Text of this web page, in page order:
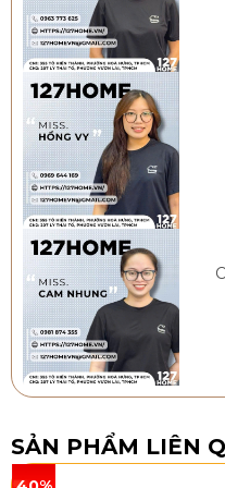
pháp sẽ giúp bề mặt
giúp việc vệ sinh sàn
nhanh chóng hơn.
Thi công sàn đúng kỹ
vượt trội về
SẢN PHẨM LIÊN